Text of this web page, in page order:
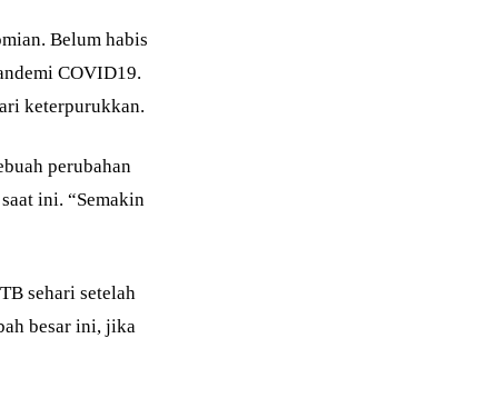
Belum habis
COVID19.
keterpurukkan.
perubahan
ini. “Semakin
sehari setelah
besar ini, jika